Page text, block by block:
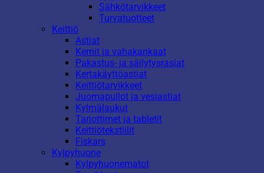
Sähkötarvikkeet
Turvatuotteet
Keittiö
Astiat
Kernit ja vahakankaat
Pakastus- ja säilytysrasiat
Kertakäyttöastiat
Keittiötarvikkeet
Juomapullot ja vesiastiat
Kylmälaukut
Tarjottimet ja tabletit
Keittiötekstiilit
Fiskars
Kylpyhuone
Kylpyhuonematot